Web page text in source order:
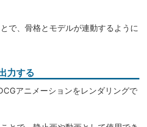
で、骨格とモデルが連動するように
力する
アニメーションをレンダリングで